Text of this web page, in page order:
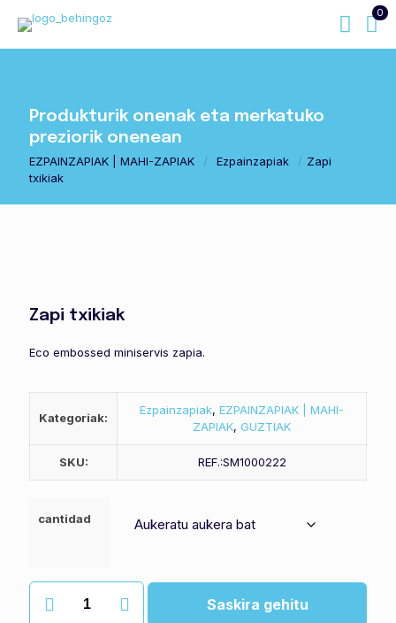
0
Produkturik onenak eta merkatuko
preziorik onenean
EZPAINZAPIAK | MAHI-ZAPIAK / Ezpainzapiak / Zapi
txikiak
Zapi txikiak
Eco embossed miniservis zapia.
Kategoriak:
Ezpainzapiak, EZPAINZAPIAK | MAHI-
ZAPIAK, GUZTIAK
SKU: REF.:SM1000222
cantidad
Zapi
Saskira gehitu